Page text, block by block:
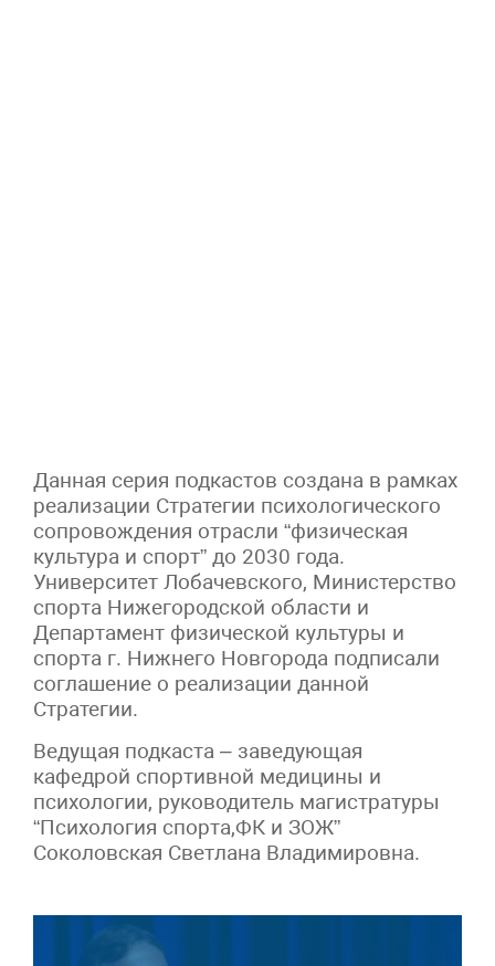
Данная серия подкастов создана в рамках
реализации Стратегии психологического
сопровождения отрасли “физическая
культура и спорт” до 2030 года.
Университет Лобачевского, Министерство
спорта Нижегородской области и
Департамент физической культуры и
спорта г. Нижнего Новгорода подписали
соглашение о реализации данной
Стратегии.
Ведущая подкаста – заведующая
кафедрой спортивной медицины и
психологии, руководитель магистратуры
“Психология спорта,ФК и ЗОЖ”
Соколовская Светлана Владимировна.